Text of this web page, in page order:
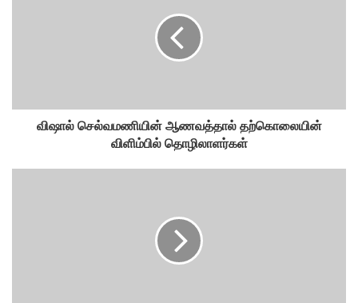
விஷால் செல்வமணியின் ஆணவத்தால் தற்கொலையின்
விளிம்பில் தொழிலாளர்கள்